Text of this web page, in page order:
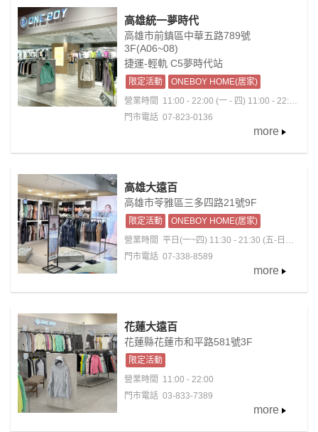
高雄統一夢時代
高雄市前鎮區中華五路789號
3F(A06~08)
捷運-輕軌 C5夢時代站
限定活動
ONEBOY HOME(居家)
營業時間 11:00 - 22:00 (一 - 四) 11:00 - 22:30
( 五 ), 10:30 - 22:30 ( 六 ), 10:30 - 22:00 ( 日 )
門市電話 07-823-0136
more
高雄大遠百
高雄市苓雅區三多四路21號9F
限定活動
ONEBOY HOME(居家)
營業時間 平日(一~四) 11:30 - 21:30 (五-日；
國定假日)11:00 - 22:00
門市電話 07-338-8589
more
花蓮大遠百
花蓮縣花蓮市和平路581號3F
限定活動
營業時間 11:00 - 22:00
門市電話 03-833-7389
more